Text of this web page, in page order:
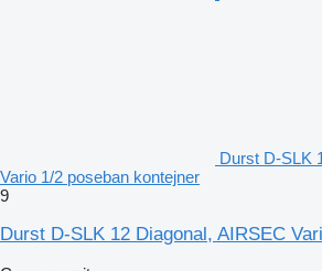
Durst D-SLK
Vario 1/2 poseban kontejner
9
Durst D-SLK 12 Diagonal, AIRSEC